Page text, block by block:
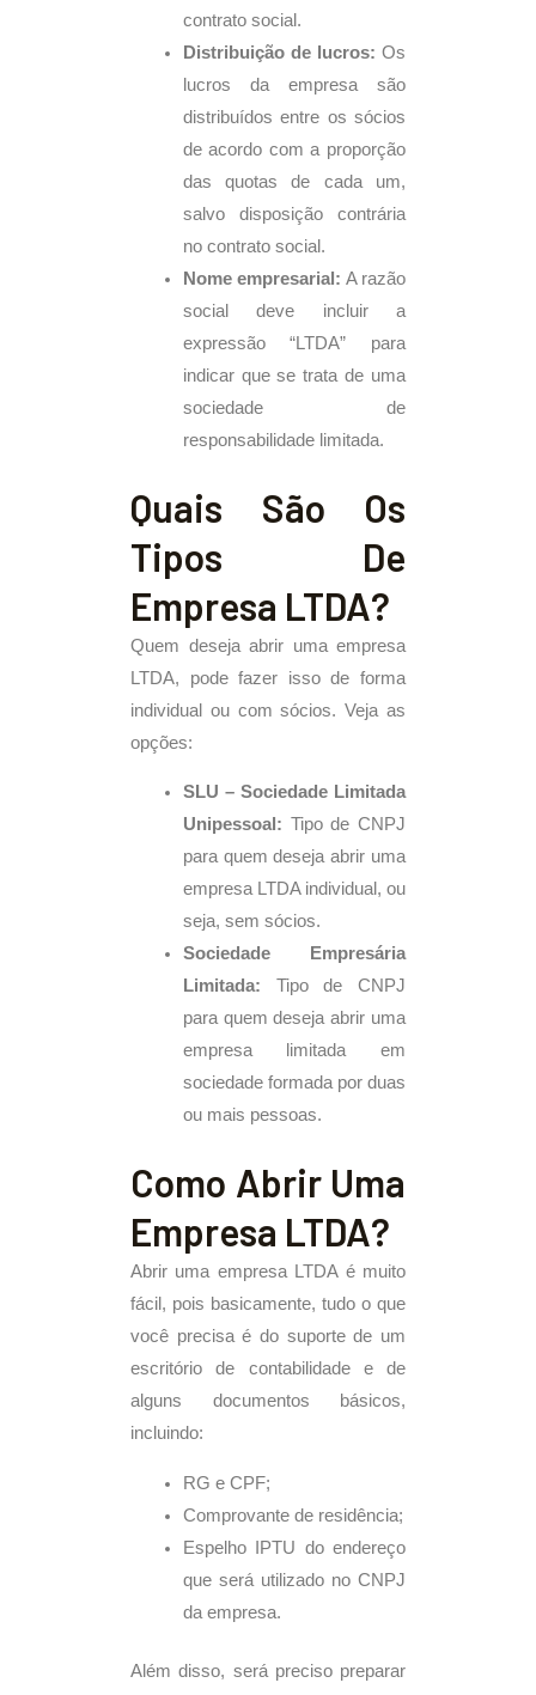
contrato social.
Distribuição de lucros: Os
lucros da empresa são
distribuídos entre os sócios
de acordo com a proporção
das quotas de cada um,
salvo disposição contrária
no contrato social.
Nome empresarial: A razão
social deve incluir a
expressão “LTDA” para
indicar que se trata de uma
sociedade de
responsabilidade limitada.
Quais São Os
Tipos De
Empresa LTDA?
Quem deseja abrir uma empresa
LTDA, pode fazer isso de forma
individual ou com sócios. Veja as
opções:
SLU – Sociedade Limitada
Unipessoal: Tipo de CNPJ
para quem deseja abrir uma
empresa LTDA individual, ou
seja, sem sócios.
Sociedade Empresária
Limitada: Tipo de CNPJ
para quem deseja abrir uma
empresa limitada em
sociedade formada por duas
ou mais pessoas.
Como Abrir Uma
Empresa LTDA?
Abrir uma empresa LTDA é muito
fácil, pois basicamente, tudo o que
você precisa é do suporte de um
escritório de contabilidade e de
alguns documentos básicos,
incluindo:
RG e CPF;
Comprovante de residência;
Espelho IPTU do endereço
que será utilizado no CNPJ
da empresa.
Além disso, será preciso preparar